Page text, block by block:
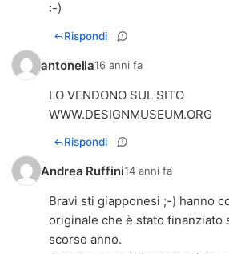
:-)
Rispondi
antonella16 anni fa
LO VENDONO SUL SITO
WWW.DESIGNMUSEUM.ORG
Rispondi
Andrea Ruffini14 anni fa
Bravi sti giapponesi ;-) hanno
originale che è stato finanziato
scorso anno.